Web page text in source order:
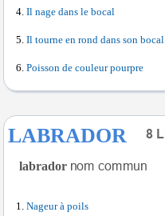
Il nage dans le bocal
Il tourne en rond dans son bocal
Poisson de couleur pourpre
LABRADOR
labrador
Nageur à poils